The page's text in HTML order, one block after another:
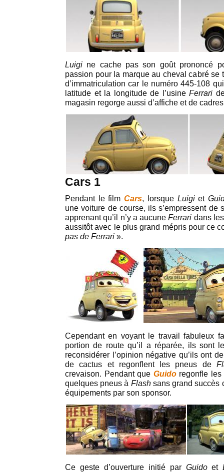
Luigi ne cache pas son goût prononcé
passion pour la marque au cheval cabré se
d’immatriculation car le numéro 445-108
latitude et la longitude de l’usineFerrari
magasin regorge aussi d’affiche et de
Cars 1
Pendant le filmCars, lorsque Luigiet
une voiture de course, ils s’empressent de
apprenant qu’il n’y a aucuneFerrari dans
aussitôt avec le plus grand mépris pour ce
pas de Ferrari ».
Cependant en voyant le travail fabuleux
portion de route qu’il a réparée, ils sont
reconsidérer l’opinion négative qu’ils ont
de cactus et regonflent les pneus de
crevaison. Pendant que Guidoregonfle les
quelques pneus à Flash sans grand succès
équipements par son sponsor.
Ce geste d’ouverture initié par Guidoet